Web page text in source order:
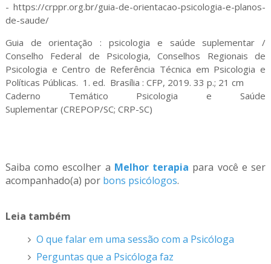
- https://crppr.org.br/guia-de-orientacao-psicologia-e-planos-
de-saude/
Guia de orientação : psicologia e saúde suplementar /
Conselho Federal de Psicologia, Conselhos Regionais de
Psicologia e Centro de Referência Técnica em Psicologia e
Políticas Públicas. 1. ed. Brasília : CFP, 2019. 33 p.; 21 cm
Caderno Temático Psicologia e Saúde
Suplementar (CREPOP/SC; CRP-SC)
Saiba como escolher a Melhor terapia para você e ser
acompanhado(a) por bons psicólogos.
Leia também
O que falar em uma sessão com a Psicóloga
Perguntas que a Psicóloga faz